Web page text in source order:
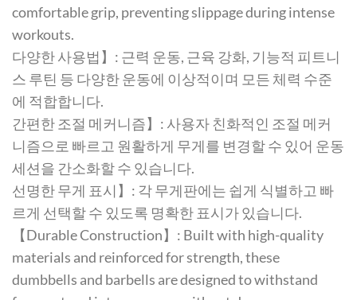
comfortable grip, preventing slippage during intense
workouts.
다양한 사용법】: 근력 운동, 근육 강화, 기능적 피트니
스 루틴 등 다양한 운동에 이상적이며 모든 체력 수준
에 적합합니다.
간편한 조절 메커니즘】: 사용자 친화적인 조절 메커
니즘으로 빠르고 원활하게 무게를 변경할 수 있어 운동
세션을 간소화할 수 있습니다.
선명한 무게 표시】: 각 무게판에는 쉽게 식별하고 빠
르게 선택할 수 있도록 명확한 표시가 있습니다.
【Durable Construction】: Built with high-quality
materials and reinforced for strength, these
dumbbells and barbells are designed to withstand